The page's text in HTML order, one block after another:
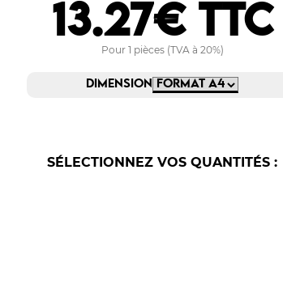
13.27€ TTC
Pour 1 pièces (TVA à 20%)
DIMENSION
SÉLECTIONNEZ VOS QUANTITÉS :